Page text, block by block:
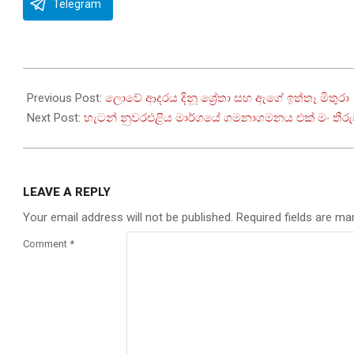
Telegram
07-
04
Previous Post: ලොවේ ආදරය දිනූ ශ්‍රේතා සහ ඇගේ ඉත්තෑ මිතුරා
Next Post: හැටන් නුවරඑළිය මාර්ගයේ ගමනාගමනය එක් මං
LEAVE A REPLY
Your email address will not be published. Required fields are
Comment *